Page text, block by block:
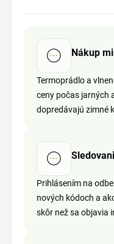
Nákup
Termoprádlo a
ceny počas jarných
dopredávajú zimné
Prihlásením na
nových kódoch a
skôr než sa objavia